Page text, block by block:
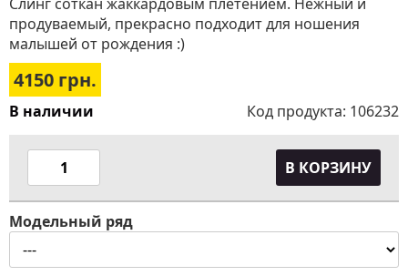
продуваемый, прекрасно подходит для ношения
малышей от рождения :)
4150 грн.
В наличии Код продукта: 106232
В КОРЗИНУ
Модельный ряд